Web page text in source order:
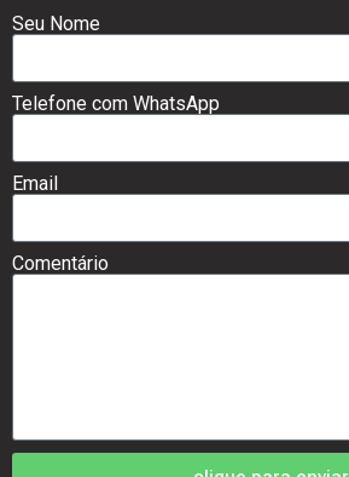
Seu Nome
Telefone com WhatsApp
Email
Comentário